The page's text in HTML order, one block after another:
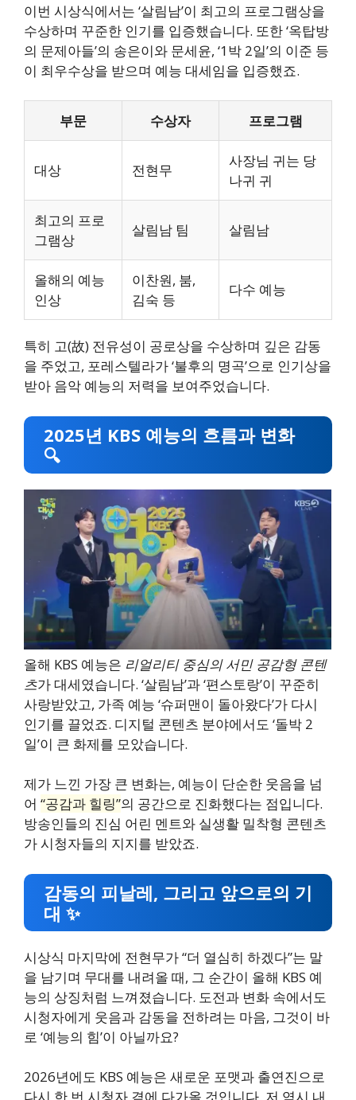
이번 시상식에서는 ‘살림남’이 최고의 프로그램상을
수상하며 꾸준한 인기를 입증했습니다. 또한 ‘옥탑방
의 문제아들’의 송은이와 문세윤, ‘1박 2일’의 이준 등
이 최우수상을 받으며 예능 대세임을 입증했죠.
부문 수상자 프로그램
대상 전현무
사장님 귀는 당
나귀 귀
최고의 프로
그램상
살림남 팀 살림남
올해의 예능
인상
이찬원, 붐,
김숙 등
다수 예능
특히 고(故) 전유성이 공로상을 수상하며 깊은 감동
을 주었고, 포레스텔라가 ‘불후의 명곡’으로 인기상을
받아 음악 예능의 저력을 보여주었습니다.
2025년 KBS 예능의 흐름과 변화
🔍
올해 KBS 예능은 리얼리티 중심의 서민 공감형 콘텐
츠가 대세였습니다. ‘살림남’과 ‘편스토랑’이 꾸준히
사랑받았고, 가족 예능 ‘슈퍼맨이 돌아왔다’가 다시
인기를 끌었죠. 디지털 콘텐츠 분야에서도 ‘돌박 2
일’이 큰 화제를 모았습니다.
제가 느낀 가장 큰 변화는, 예능이 단순한 웃음을 넘
어 “공감과 힐링”의 공간으로 진화했다는 점입니다.
방송인들의 진심 어린 멘트와 실생활 밀착형 콘텐츠
가 시청자들의 지지를 받았죠.
감동의 피날레, 그리고 앞으로의 기
대 ✨
시상식 마지막에 전현무가 “더 열심히 하겠다”는 말
을 남기며 무대를 내려올 때, 그 순간이 올해 KBS 예
능의 상징처럼 느껴졌습니다. 도전과 변화 속에서도
시청자에게 웃음과 감동을 전하려는 마음, 그것이 바
로 ‘예능의 힘’이 아닐까요?
2026년에도 KBS 예능은 새로운 포맷과 출연진으로